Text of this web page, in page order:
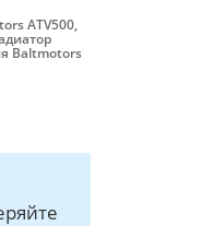
ATV500,
Baltmotors